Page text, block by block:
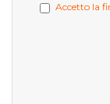
Accetto la